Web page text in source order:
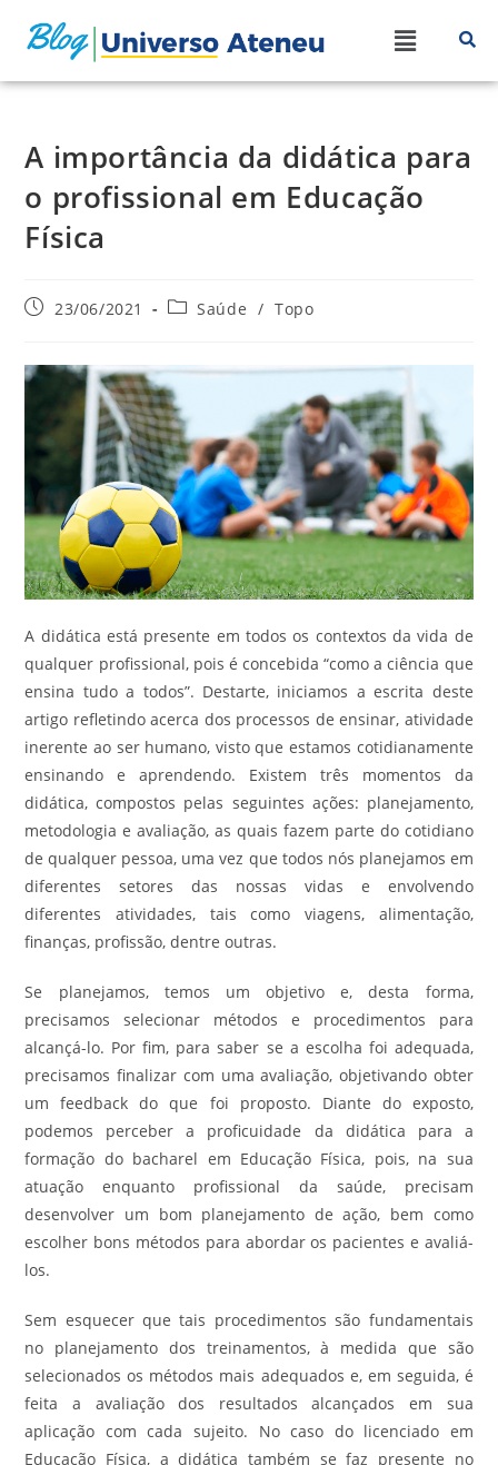
A importância da didática para
o profissional em Educação
Física
23/06/2021 Saúde / Topo
A didática está presente em todos os contextos da vida de
qualquer profissional, pois é concebida “como a ciência que
ensina tudo a todos”. Destarte, iniciamos a escrita deste
artigo refletindo acerca dos processos de ensinar, atividade
inerente ao ser humano, visto que estamos cotidianamente
ensinando e aprendendo. Existem três momentos da
didática, compostos pelas seguintes ações: planejamento,
metodologia e avaliação, as quais fazem parte do cotidiano
de qualquer pessoa, uma vez que todos nós planejamos em
diferentes setores das nossas vidas e envolvendo
diferentes atividades, tais como viagens, alimentação,
finanças, profissão, dentre outras.
Se planejamos, temos um objetivo e, desta forma,
precisamos selecionar métodos e procedimentos para
alcançá-lo. Por fim, para saber se a escolha foi adequada,
precisamos finalizar com uma avaliação, objetivando obter
um feedback do que foi proposto. Diante do exposto,
podemos perceber a proficuidade da didática para a
formação do bacharel em Educação Física, pois, na sua
atuação enquanto profissional da saúde, precisam
desenvolver um bom planejamento de ação, bem como
escolher bons métodos para abordar os pacientes e avaliá-
los.
Sem esquecer que tais procedimentos são fundamentais
no planejamento dos treinamentos, à medida que são
selecionados os métodos mais adequados e, em seguida, é
feita a avaliação dos resultados alcançados em sua
aplicação com cada sujeito. No caso do licenciado em
Educação Física, a didática também se faz presente no